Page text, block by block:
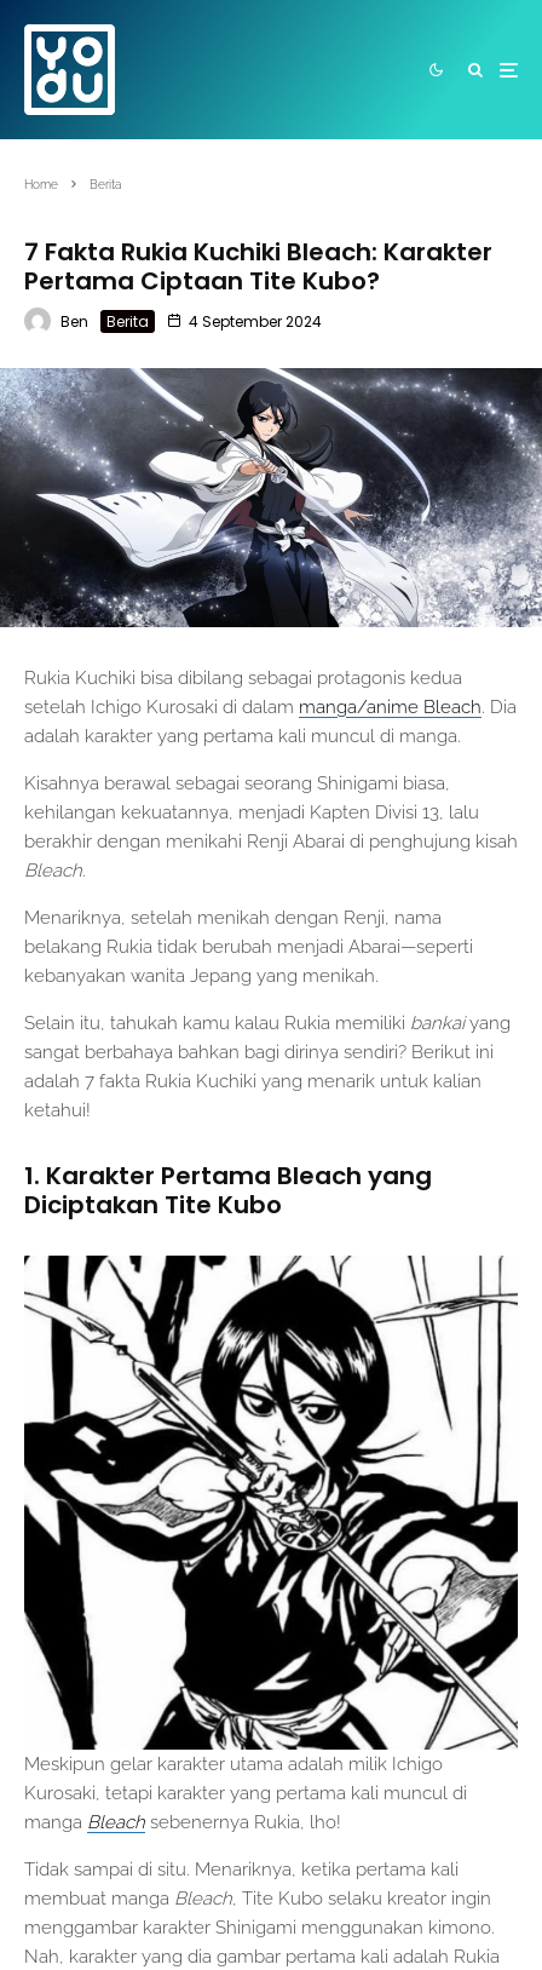
Home Berita
7 Fakta Rukia Kuchiki Bleach: Karakter
Pertama Ciptaan Tite Kubo?
Ben Berita 4 September 2024
Rukia Kuchiki bisa dibilang sebagai protagonis kedua
setelah Ichigo Kurosaki di dalam manga/anime Bleach. Dia
adalah karakter yang pertama kali muncul di manga.
Kisahnya berawal sebagai seorang Shinigami biasa,
kehilangan kekuatannya, menjadi Kapten Divisi 13, lalu
berakhir dengan menikahi Renji Abarai di penghujung kisah
Bleach.
Menariknya, setelah menikah dengan Renji, nama
belakang Rukia tidak berubah menjadi Abarai—seperti
kebanyakan wanita Jepang yang menikah.
Selain itu, tahukah kamu kalau Rukia memiliki bankaiyang
sangat berbahaya bahkan bagi dirinya sendiri? Berikut ini
adalah 7 fakta Rukia Kuchiki yang menarik untuk kalian
ketahui!
1. Karakter Pertama Bleach yang
Diciptakan Tite Kubo
Meskipun gelar karakter utama adalah milik Ichigo
Kurosaki, tetapi karakter yang pertama kali muncul di
manga Bleach sebenernya Rukia, lho!
Tidak sampai di situ. Menariknya, ketika pertama kali
membuat manga Bleach, Tite Kubo selaku kreator ingin
menggambar karakter Shinigami menggunakan kimono.
Nah, karakter yang dia gambar pertama kali adalah Rukia